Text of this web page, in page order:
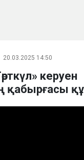
20.03.2025 14:50
керуен
қабырғасы